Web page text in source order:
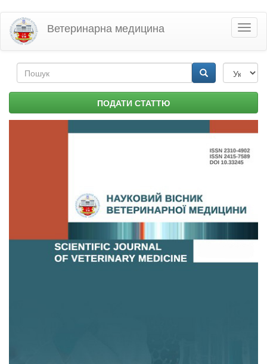
Перейти
основного
матеріалу
Ветеринарна медицина
Пошукова
форма ПОДАТИ СТАТТЮ